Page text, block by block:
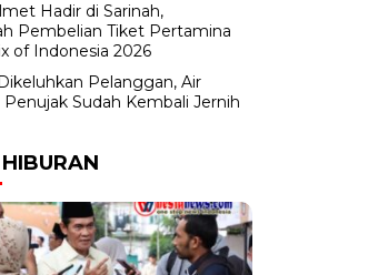
Hadir di Sarinah,
Pembelian Tiket Pertamina
of Indonesia 2026
Pelanggan, Air
Sudah Kembali Jernih